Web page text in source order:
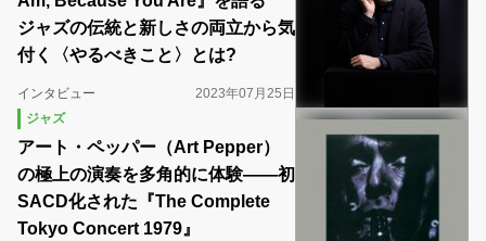
ジャズの伝統と新しさの両立から気
付く〈やるべきこと〉とは?
インタビュー
2023年07月25日
ジャズ
アート・ペッパー（Art Pepper）
の極上の演奏を多角的に体験――初
SACD化された『The Complete
Tokyo Concert 1979』